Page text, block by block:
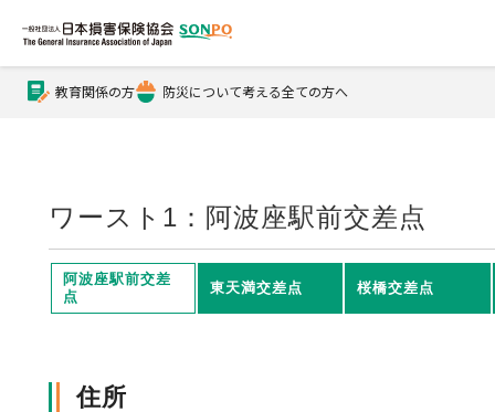
公式Xアカウント
損害保険とは？
教育関係の方 防災について考える全ての方へ
ワースト1：阿波座駅前交差点
阿波座駅前交差
点
東天満交差点 桜橋交差点
住所